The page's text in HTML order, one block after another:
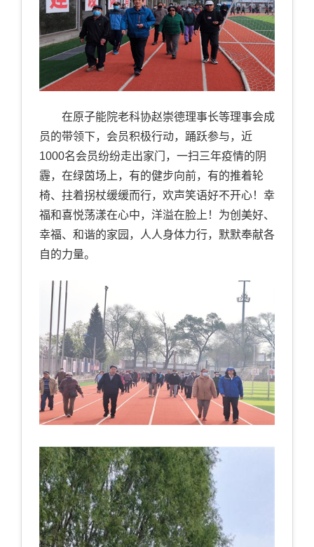
在原子能院老科协赵崇德理事长等理事会成
员的带领下，会员积极行动，踊跃参与，近
1000名会员纷纷走出家门，一扫三年疫情的阴
霾，在绿茵场上，有的健步向前，有的推着轮
椅、拄着拐杖缓缓而行，欢声笑语好不开心！幸
福和喜悦荡漾在心中，洋溢在脸上！为创美好、
幸福、和谐的家园，人人身体力行，默默奉献各
自的力量。